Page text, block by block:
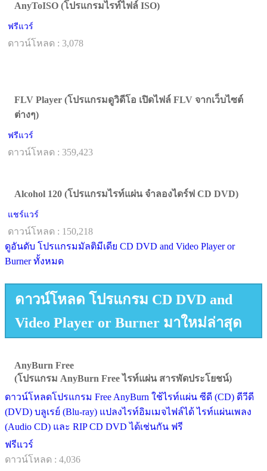
AnyToISO (โปรแกรมไรท์ไฟล์ ISO)
ฟรีแวร์
ดาวน์โหลด : 3,078
FLV Player (โปรแกรมดูวิดีโอ เปิดไฟล์ FLV จากเว็บไซต์
ต่างๆ)
ฟรีแวร์
ดาวน์โหลด : 359,423
Alcohol 120 (โปรแกรมไรท์แผ่น จำลองไดร์ฟ CD DVD)
แชร์แวร์
ดาวน์โหลด : 150,218
ดูอันดับ โปรแกรมมัลติมีเดีย CD DVD and Video Player or
Burner ทั้งหมด
ดาวน์โหลด โปรแกรม CD DVD and
Video Player or Burner มาใหม่ล่าสุด
AnyBurn Free
(โปรแกรม AnyBurn Free ไรท์แผ่น สารพัดประโยชน์)
ดาวน์โหลดโปรแกรม Free AnyBurn ใช้ไรท์แผ่น ซีดี (CD) ดีวีดี
(DVD) บลูเรย์ (Blu-ray) แปลงไรท์อิมเมจไฟล์ได้ ไรท์แผ่นเพลง
(Audio CD) และ RIP CD DVD ได้เช่นกัน ฟรี
ฟรีแวร์
ดาวน์โหลด : 4,036